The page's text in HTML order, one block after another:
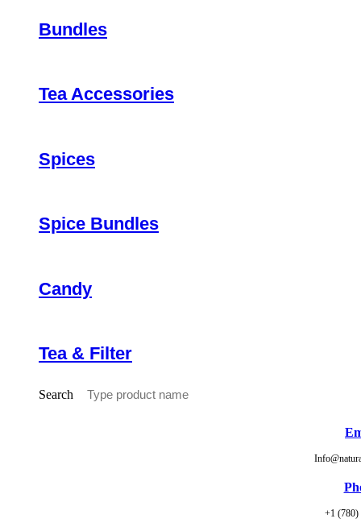
Bundles
Tea Accessories
Spices
Spice Bundles
Candy
Tea & Filter
Search
+1 (780)